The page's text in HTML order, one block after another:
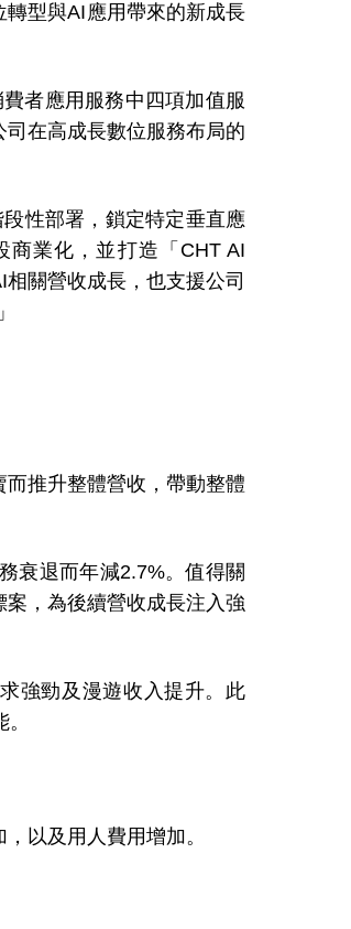
型與AI應用帶來的新成長
者應用服務中四項加值服
在高成長數位服務布局的
性部署，鎖定特定垂直應
業化，並打造「CHT AI
關營收成長，也支援公司
推升整體營收，帶動整體
衰退而年減2.7%。值得關
，為後續營收成長注入強
強勁及漫遊收入提升。此
以及用人費用增加。